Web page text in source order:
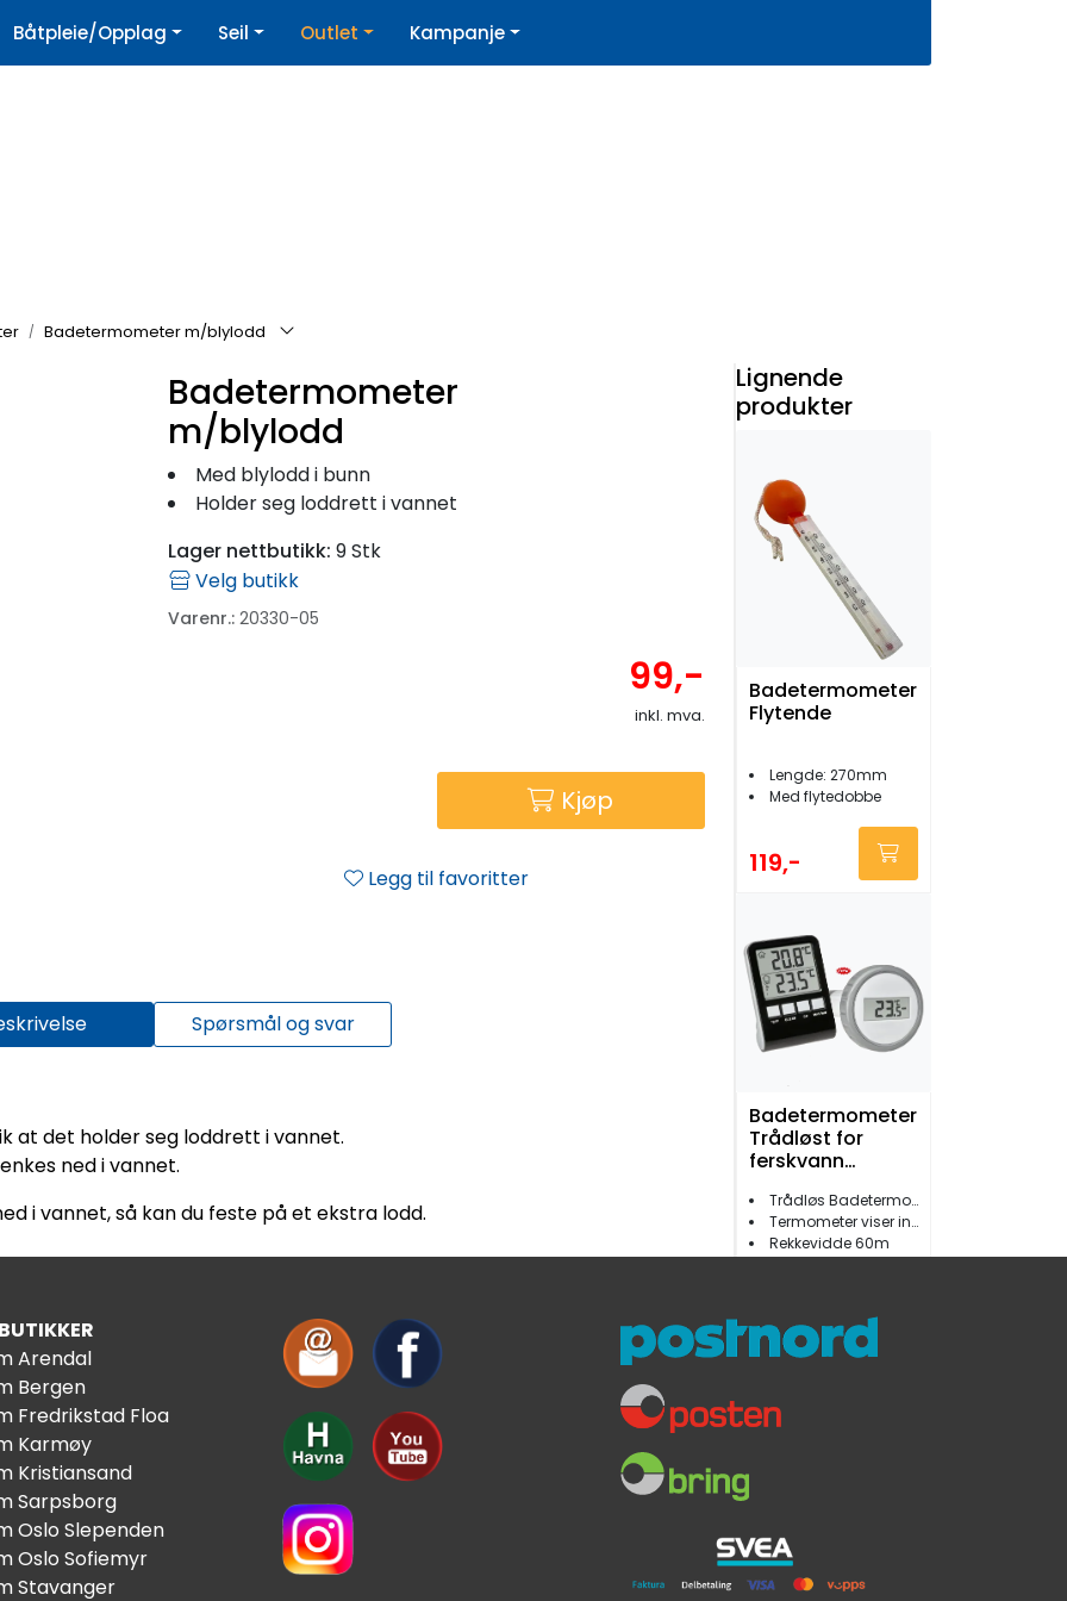
| Nyhetsbrev
Båtpleie/Opplag Seil Outlet Kampanje
Badetermometer m/blylodd
Badetermometer
m/blylodd
Med blylodd i bunn
Holder seg loddrett i vannet
Lager nettbutikk: 9 Stk
Velg butikk
Varenr.: 20330-05
99,-
inkl. mva.
Kjøp
Legg til favoritter
Spørsmål og svar
at det holder seg loddrett i vannet.
ned i vannet.
i vannet, så kan du feste på et ekstra lodd.
Lignende
produkter
Badetermometer
Flytende
Lengde: 270mm
Med flytedobbe
119,-
Badetermometer
Trådløst for
ferskvann
Trådløs Badetermometer
Termometer viser inne/ute temperatur og klokkeslett
Rekkevidde 60m
Arendal
Bergen
Fredrikstad Floa
Karmøy
Kristiansand
Sarpsborg
Oslo Slependen
Oslo Sofiemyr
Stavanger